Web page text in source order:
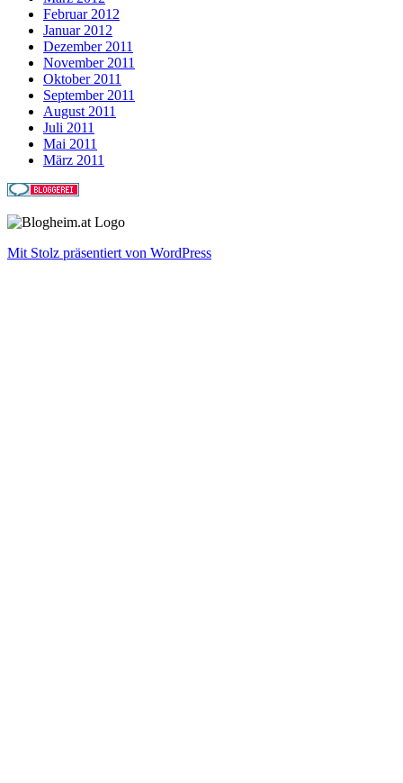
Februar 2012
Januar 2012
Dezember 2011
November 2011
Oktober 2011
September 2011
August 2011
Juli 2011
Mai 2011
März 2011
Mit Stolz präsentiert von WordPress